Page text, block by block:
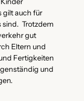
gilt auch für
sind. Trotzdem
gut
Eltern und
Fertigkeiten
und